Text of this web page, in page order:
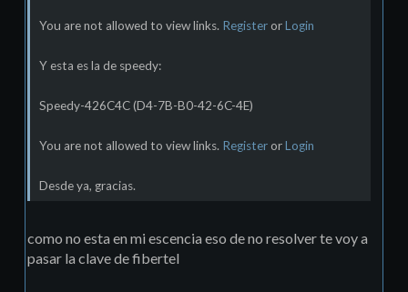
You are not allowed to view links. RegisterorLogin
Y esta es la de speedy:
Speedy-426C4C (D4-7B-B0-42-6C-4E)
You are not allowed to view links. RegisterorLogin
Desde ya, gracias.
como no esta en mi escencia eso de no resolver te voy a
pasar la clave de fibertel